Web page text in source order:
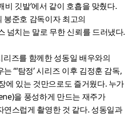
비 깃발’에서 같이 호흡을 맞췄다.
봉준호 감독이자 최고의
넘치는 말로 무한 신뢰를 드러냈다.
리즈를 함께한 성동일 배우와의
“‘탐정’ 시리즈 이후 김정훈 감독,
에 있는 것만으로도 즐거웠다. 누가
을 풍성하게 만드는 재주가
연스럽게 촬영한 것 같다. 성동일과